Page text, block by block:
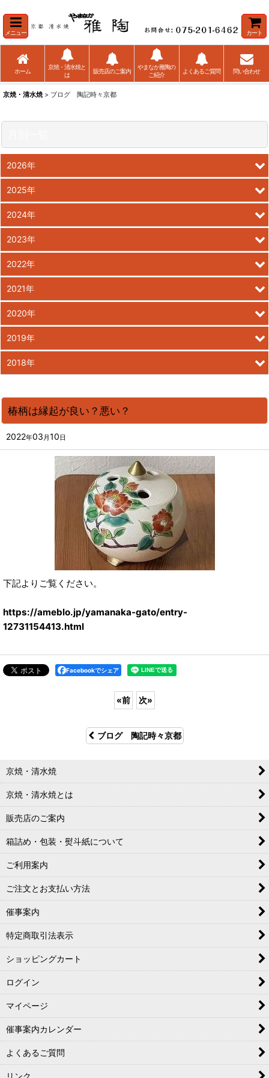
京焼・清水焼> ブログ 陶記時々京都
メニュー カート
ホーム
京焼・清水焼と
は
販売店のご案内
やまなか雅陶の
ご紹介
よくあるご質問 問い合わせ
椿柄は縁起が良い？悪い？
2022年03 月10日
下記よりご覧ください。
https://ameblo.jp/yamanaka-gato/entry-
12731154413.html
Facebookでシェア
«前 次»
ブログ 陶記時々京都
2026年
2025年
2024年
2023年
2022年
2021年
2020年
2019年
2018年
京焼・清水焼
京焼・清水焼とは
販売店のご案内
箱詰め・包装・熨斗紙について
ご利用案内
ご注文とお支払い方法
催事案内
特定商取引法表示
ショッピングカート
ログイン
マイページ
催事案内カレンダー
よくあるご質問
リンク